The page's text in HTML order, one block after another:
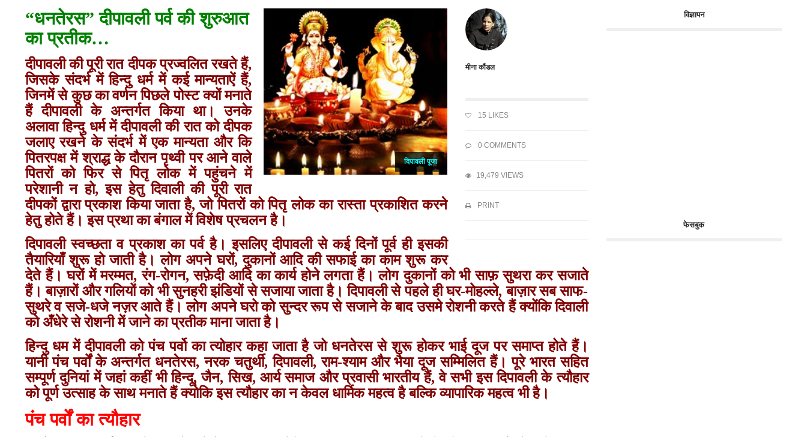
मीना कौंडल
15 LIKES
0 COMMENTS
19,479 VIEWS
PRINT
दिपावली पूजा
“धनतेरस” दीपावली पर्व की शुरुआत
का प्रतीक…
दीपावली की पूरी रात दीपक प्रज्‍वलित रखते हैं,
जिसके संदर्भ में हिन्‍दु धर्म में कई मान्‍यताऐं हैं,
जिनमें से कुछ का वर्णन पिछले पोस्‍ट क्‍यों मनाते
हैं दीपावली के अन्‍तर्गत किया था। उनके
अलावा हिन्‍दु धर्म में दीपावली की रात को दीपक
जलाए रखने के संदर्भ में एक मान्‍यता और कि
पितरपक्ष में श्राद्ध के दौरान पृथ्‍वी पर आने वाले
पितरों को फिर से पितृ लोक में पहुंचने में
परेशानी न हो, इस हेतु दिवाली की पूरी रात
दीपकों द्वारा प्रकाश किया जाता है, जो पितरों को पितृ लोक का रास्‍ता प्रकाशित करने
हेतु होते हैं। इस प्रथा का बंगाल में विशेष प्रचलन है।
दिपावली स्वच्छता व प्रकाश का पर्व है। इसलिए दीपावली से कई दिनों पूर्व ही इसकी
तैयारियाँ शुरू हो जाती है। लोग अपने घरों, दुकानों आदि की सफाई का काम शुरू कर
देते हैं। घरों में मरम्मत, रंग-रोगन, सफ़ेदी आदि का कार्य होने लगता हैं। लोग दुकानों को भी साफ़ सुथरा कर सजाते
हैं। बाज़ारों और गलियों को भी सुनहरी झंडियों से सजाया जाता है। दिपावली से पहले ही घर-मोहल्ले, बाज़ार सब साफ-
सुथरे व सजे-धजे नज़र आते हैं। लोग अपने घरो को सुन्‍दर रूप से सजाने के बाद उसमे रोशनी करते हैं क्‍योंकि दिवाली
को अँधेरे से रोशनी में जाने का प्रतीक माना जाता है।
हिन्‍दु धम में दीपावली को पंच पर्वो का त्‍योहार कहा जाता है जो धनतेरस से शुरू होकर भाई दूज पर समाप्‍त होते हैं।
यानी पंच पर्वों के अन्‍तर्गत धनतेरस, नरक चतुर्थी, दिपावली, राम-श्‍याम और भैया दूज सम्मिलित हैं। पूरे भारत सहित
सम्‍पूर्ण दुनियां में जहां कहीं भी हिन्‍दू, जैन, सिख, आर्य समाज और प्रवासी भारतीय हैं, वे सभी इस दिपावली के त्‍यौहार
को पूर्ण उत्‍साह के साथ मनाते हैं क्‍योकि इस त्‍यौहार का न केवल धार्मि‍क महत्‍व है बल्कि व्‍यापारिक महत्‍व भी है।
पंच पर्वों का त्‍यौहार
विज्ञापन
फेसबुक